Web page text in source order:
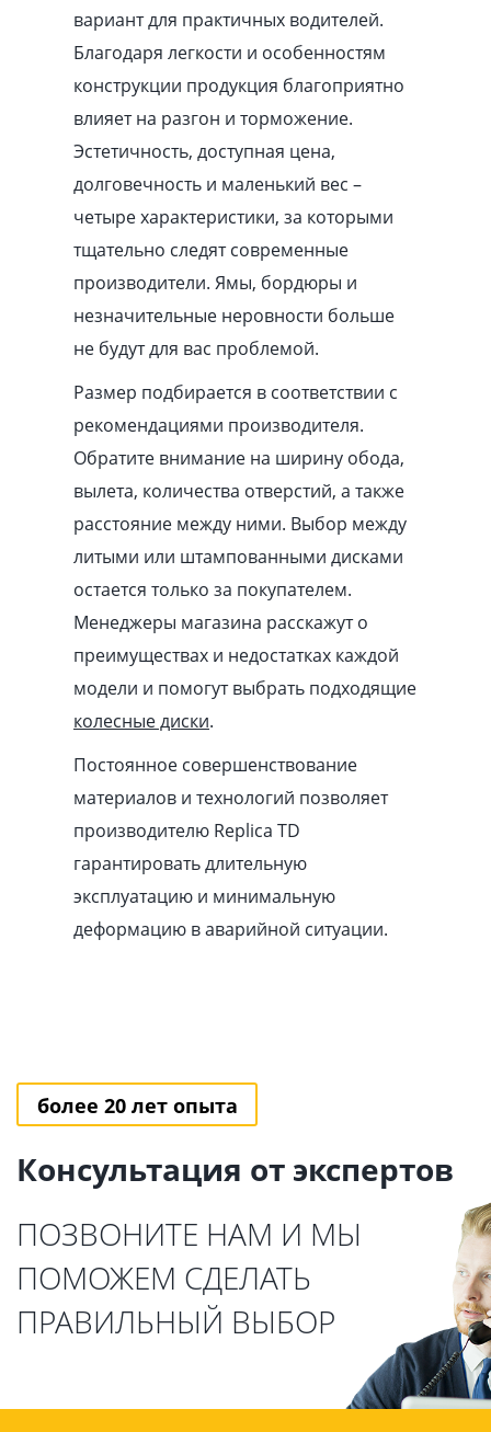
вариант для практичных водителей.
Благодаря легкости и особенностям
конструкции продукция благоприятно
влияет на разгон и торможение.
Эстетичность, доступная цена,
долговечность и маленький вес –
четыре характеристики, за которыми
тщательно следят современные
производители. Ямы, бордюры и
незначительные неровности больше
не будут для вас проблемой.
Размер подбирается в соответствии с
рекомендациями производителя.
Обратите внимание на ширину обода,
вылета, количества отверстий, а также
расстояние между ними. Выбор между
литыми или штампованными дисками
остается только за покупателем.
Менеджеры магазина расскажут о
преимуществах и недостатках каждой
модели и помогут выбрать подходящие
колесные диски.
Постоянное совершенствование
материалов и технологий позволяет
производителю Replica TD
гарантировать длительную
эксплуатацию и минимальную
деформацию в аварийной ситуации.
более 20 лет опыта
Консультация от экспертов
ПОЗВОНИТЕ НАМ И МЫ
ПОМОЖЕМ СДЕЛАТЬ
ПРАВИЛЬНЫЙ ВЫБОР